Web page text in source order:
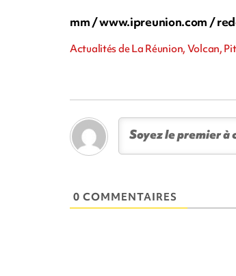
mm / www.ipreunion.com /
Actualités de La Réunion, Volcan,
0 COMMENTAIRES